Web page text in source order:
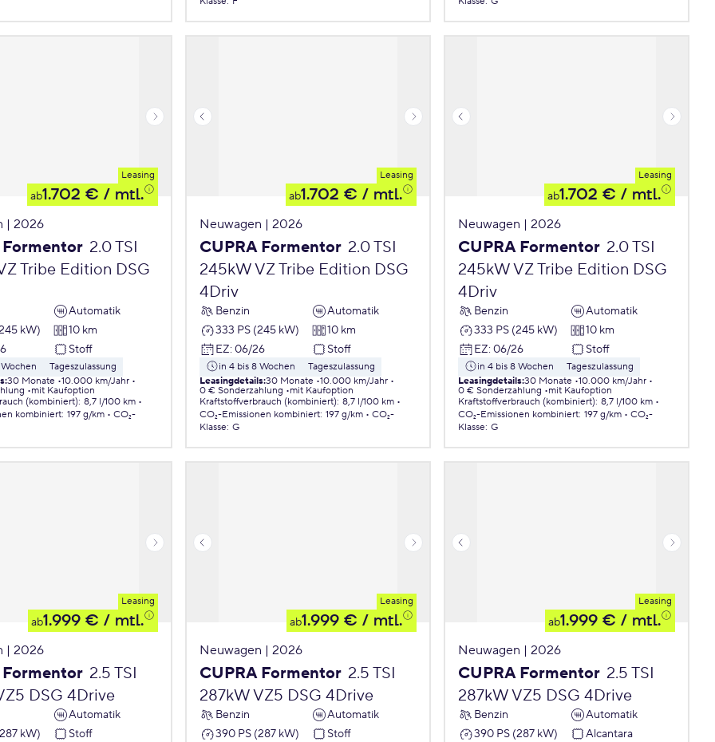
Leasing
ab1.702 € / mtl.
| 2026
Formentor 2.0 TSI
Tribe Edition DSG
Automatik
kW)
10 km
Stoff
Tageszulassung
:30 Monate 10.000 km/Jahr
mit Kaufoption
(kombiniert): 8,7 l/100 km
kombiniert: 197 g/km
CO₂-
Leasing
ab1.702 € / mtl.
Neuwagen | 2026
CUPRA Formentor 2.0 TSI
245kW VZ Tribe Edition DSG
4Driv
Benzin
Automatik
333 PS (245 kW)
10 km
EZ: 06/26 Stoff
in 4 bis 8 Wochen
Tageszulassung
Leasingdetails:30 Monate 10.000 km/Jahr
0 € Sonderzahlung
mit Kaufoption
Kraftstoffverbrauch (kombiniert): 8,7 l/100 km
CO₂-Emissionen kombiniert: 197 g/km
CO₂-
Klasse: G
Leasing
ab1.702 € / mtl.
Neuwagen | 2026
CUPRA Formentor 2.0 TSI
245kW VZ Tribe Edition DSG
4Driv
Benzin
Automatik
333 PS (245 kW)
10 km
EZ: 06/26 Stoff
in 4 bis 8 Wochen
Tageszulassung
Leasingdetails:30 Monate 10.000 km/Jahr
0 € Sonderzahlung
mit Kaufoption
Kraftstoffverbrauch (kombiniert): 8,7 l/100 km
CO₂-Emissionen kombiniert: 197 g/km
CO₂-
Klasse: G
Leasing
ab1.999 € / mtl.
| 2026
Formentor 2.5 TSI
DSG 4Drive
Automatik
kW)
Stoff
Leasing
ab1.999 € / mtl.
Neuwagen | 2026
CUPRA Formentor 2.5 TSI
287kW VZ5 DSG 4Drive
Benzin
Automatik
390 PS (287 kW)
Stoff
Leasing
ab1.999 € / mtl.
Neuwagen | 2026
CUPRA Formentor 2.5 TSI
287kW VZ5 DSG 4Drive
Benzin
Automatik
390 PS (287 kW)
Alcantara